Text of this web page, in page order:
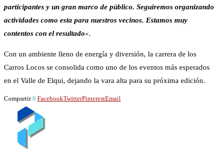
participantes y un gran marco de público. Seguiremos organizando
actividades como esta para nuestros vecinos. Estamos muy
contentos con el resultado«.
Con un ambiente lleno de energía y diversión, la carrera de los
Carros Locos se consolida como uno de los eventos más esperados
en el Valle de Elqui, dejando la vara alta para su próxima edición.
Compartir 0 FacebookTwitterPinterestEmail